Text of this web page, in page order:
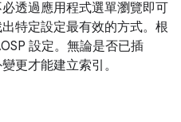
透過應用程式選單瀏覽即可
特定設定最有效的方式。根
設定。無論是否已插
更才能建立索引。